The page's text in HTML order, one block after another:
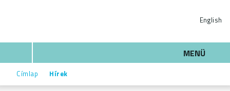
English
MENÜ
Címlap Hírek